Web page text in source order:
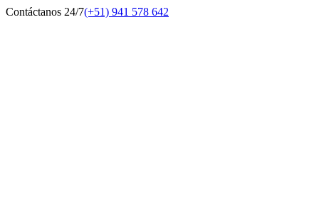
Contáctanos 24/7(+51) 941 578 642